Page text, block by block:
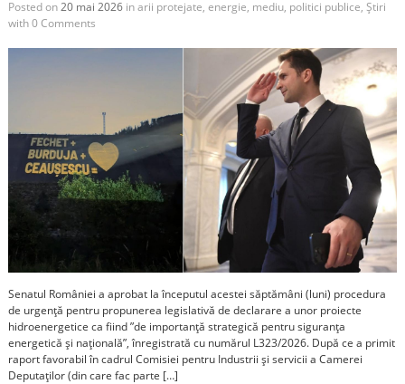
Posted on20 mai 2026inarii protejate, energie, mediu, politici publice, Știri
with0 Comments
Senatul României a aprobat la începutul acestei săptămâni (luni) procedura
de urgență pentru propunerea legislativă de declarare a unor proiecte
hidroenergetice ca fiind ”de importanță strategică pentru siguranța
energetică și națională”, înregistrată cu numărul L323/2026. După ce a primit
raport favorabil în cadrul Comisiei pentru Industrii și servicii a Camerei
Deputaților (din care fac parte […]